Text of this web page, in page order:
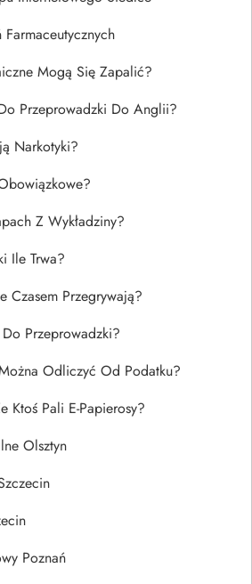
Mogą Się Zapalić?
Przeprowadzki Do Anglii?
Narkotyki?
Z Wykładziny?
Ile Trwa?
Czasem Przegrywają?
Przeprowadzki?
Odliczyć Od Podatku?
Ktoś Pali E-Papierosy?
Olsztyn
Poznań